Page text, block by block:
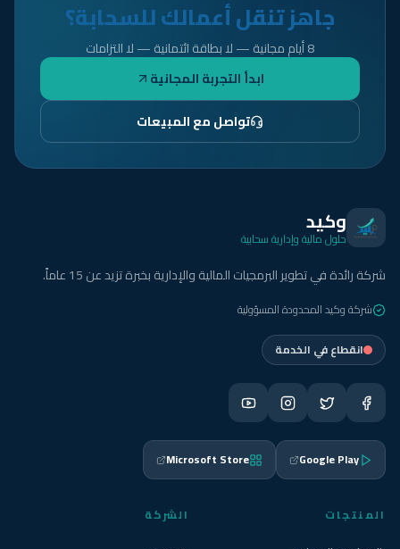
جاهز تنقل أعمالك للسحابة؟
8 أيام مجانية — لا بطاقة ائتمانية — لا التزامات
ابدأ التجربة المجانية
تواصل مع المبيعات
وكيد
حلول مالية وإدارية سحابية
شركة رائدة في تطوير البرمجيات المالية والإدارية بخبرة تزيد عن 15 عاماً.
شركة وكيد المحدودة المسؤولية
انقطاع في الخدمة
Google Play
Microsoft Store
المنتجات الشركة